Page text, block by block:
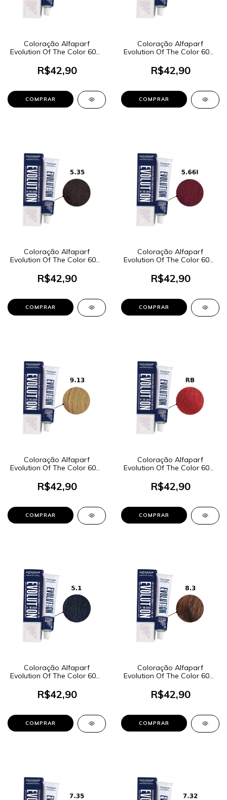
Coloração Alfaparf
Evolution Of The Color 60ml
R$42,90
Coloração Alfaparf
Evolution Of The Color 60ml
R$42,90
Coloração Alfaparf
Evolution Of The Color 60ml
Dourado Acaju
R$42,90
Coloração Alfaparf
Evolution Of The Color 60ml
Vermelho Intenso
R$42,90
Coloração Alfaparf
Evolution Of The Color 60ml
Cinza Dourado
R$42,90
Coloração Alfaparf
Evolution Of The Color 60ml
R$42,90
Coloração Alfaparf
Evolution Of The Color 60ml
Cinza
R$42,90
Coloração Alfaparf
Evolution Of The Color 60ml
Dourado
R$42,90